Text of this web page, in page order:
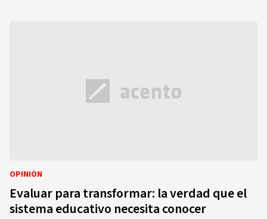
OPINIÓN
Evaluar para transformar: la verdad que el
sistema educativo necesita conocer